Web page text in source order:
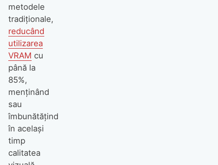
metodele
tradiționale,
reducând
utilizarea
VRAM cu
până la
85%,
menținând
sau
îmbunătățind
în același
timp
calitatea